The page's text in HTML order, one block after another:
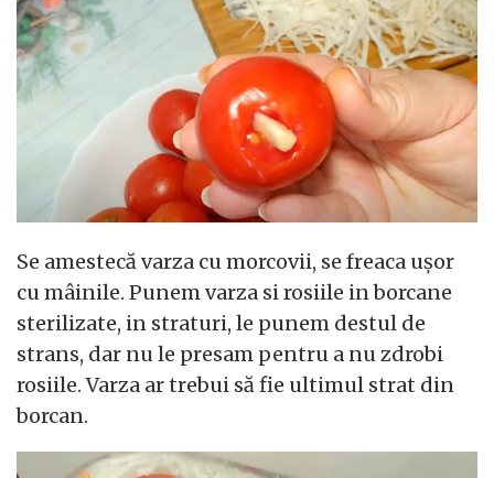
Se amestecă varza cu morcovii, se freaca ușor
cu mâinile. Punem varza si rosiile in borcane
sterilizate, in straturi, le punem destul de
strans, dar nu le presam pentru a nu zdrobi
rosiile. Varza ar trebui să fie ultimul strat din
borcan.